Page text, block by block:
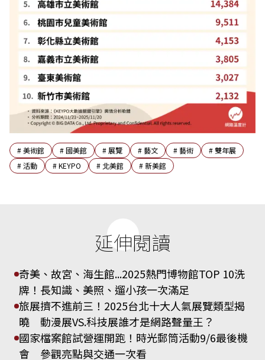
#美術館 #國美館 # 展覽 #藝文 #藝術 #雙年展
#活動 #KEYPO # 北美館 #新美館
延伸閱讀
奇美、故宮、海生館...2025熱門博物館TOP 10洗
牌！長知識、美照、遛小孩一次滿足
旅展擠不進前三！2025台北十大人氣展覽類型揭
曉 動漫展VS.科技展誰才是網路聲量王？
國家檔案館試營運開跑！時光郵筒活動9/6最後機
會 參觀亮點與交通一次看